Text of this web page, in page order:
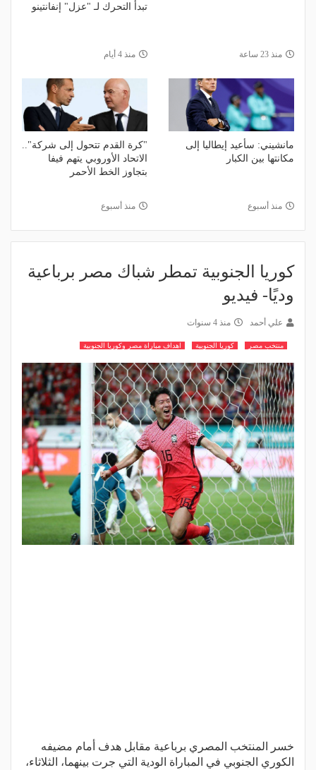
منذ 23 ساعة
تبدأ التحرك لـ "عزل" إنفانتينو
منذ 4 أيام
مانشيني: سأعيد إيطاليا إلى
مكانتها بين الكبار
منذ أسبوع
"كرة القدم تتحول إلى شركة"..
الاتحاد الأوروبي يتهم فيفا
بتجاوز الخط الأحمر
منذ أسبوع
كوريا الجنوبية تمطر شباك مصر برباعية
وديًا- فيديو
علي أحمد منذ 4 سنوات
منتخب مصر كوريا الجنوبية اهداف مباراة مصر وكوريا الجنوبية
خسر المنتخب المصري برباعية مقابل هدف أمام مضيفه
الكوري الجنوبي في المباراة الودية التي جرت بينهما، الثلاثاء،